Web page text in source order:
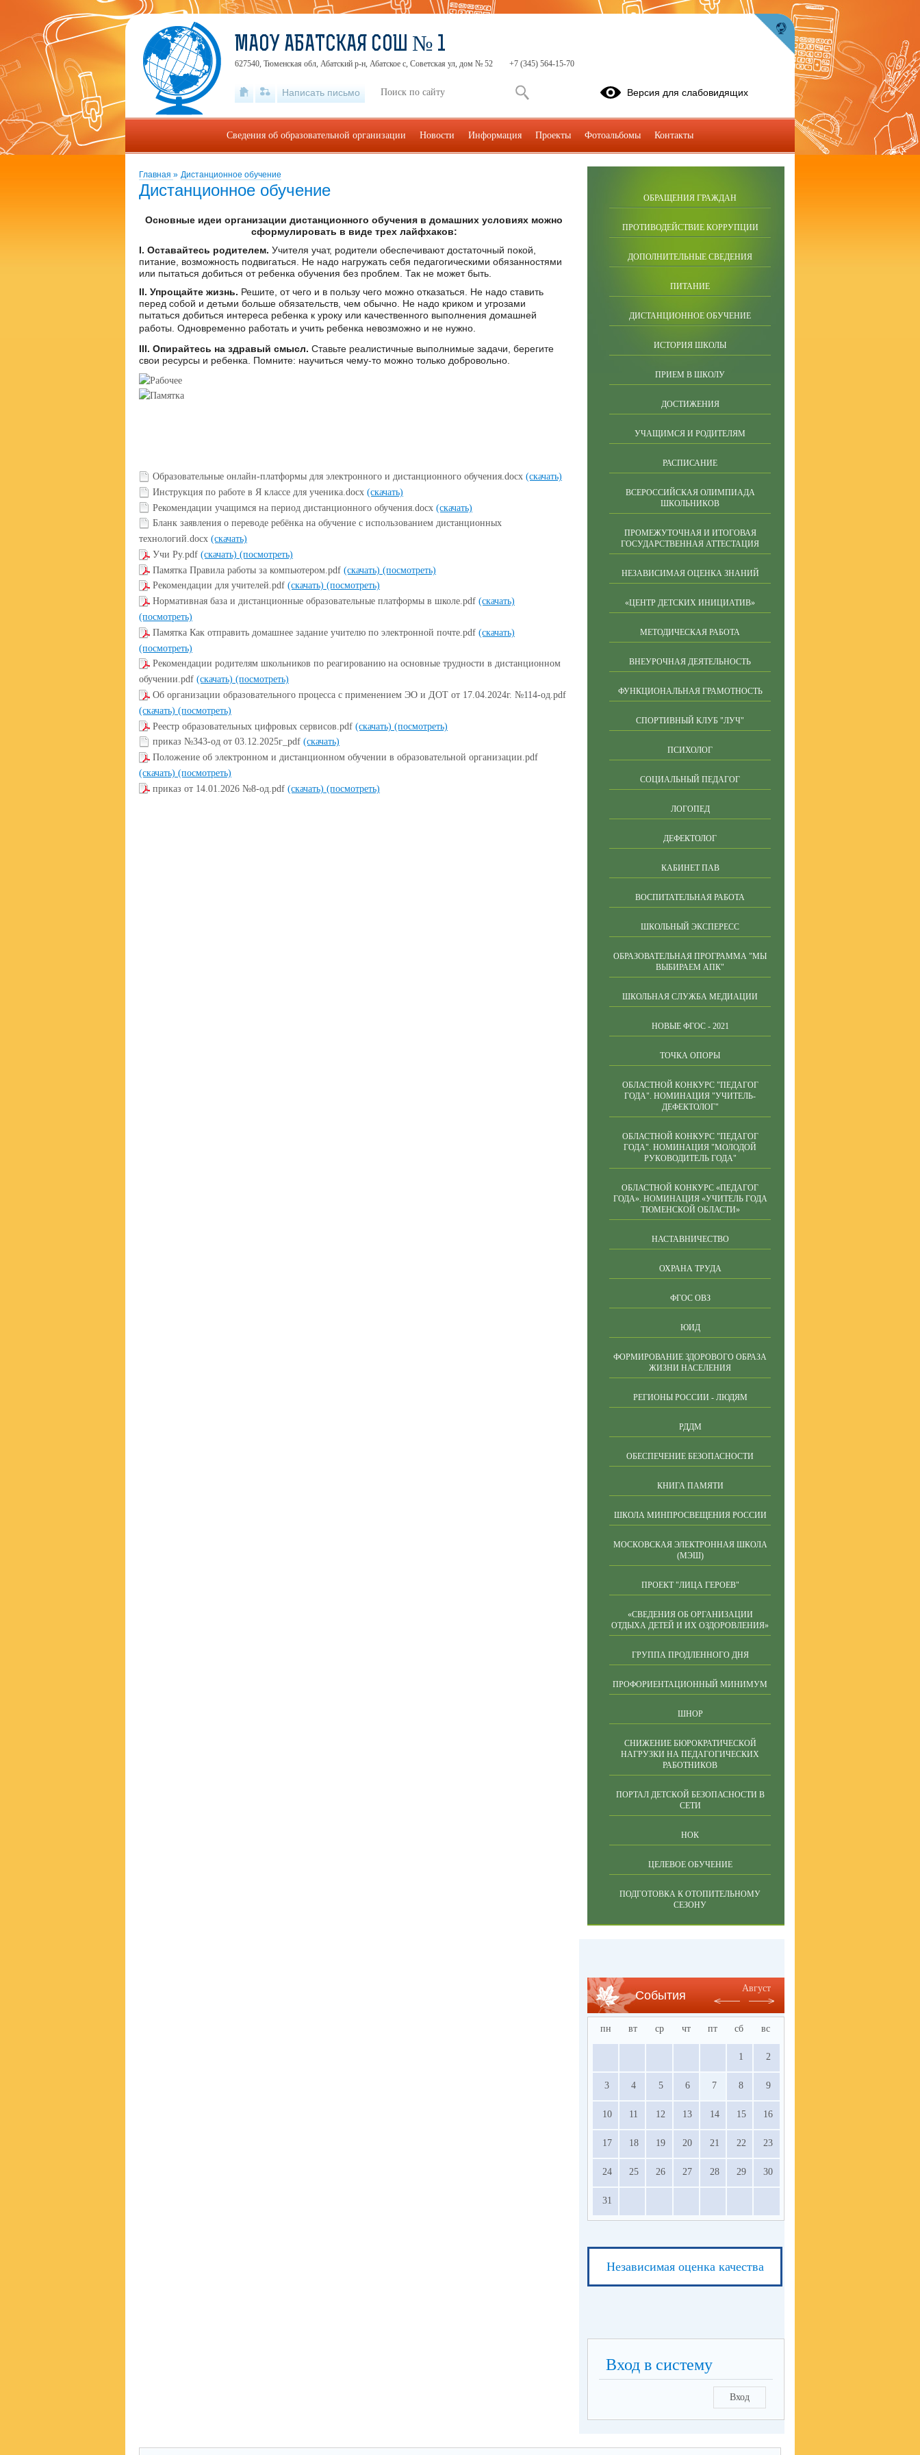
Главная » Дистанционное обучение
Дистанционное обучение
Основные идеи организации дистанционного обучения в домашних условиях можно
сформулировать в виде трех лайфхаков:
I. Оставайтесь родителем. Учителя учат, родители обеспечивают достаточный покой,
питание, возможность подвигаться. Не надо нагружать себя педагогическими обязанностями
или пытаться добиться от ребенка обучения без проблем. Так не может быть.
II. Упрощайте жизнь. Решите, от чего и в пользу чего можно отказаться. Не надо ставить
перед собой и детьми больше обязательств, чем обычно. Не надо криком и угрозами
пытаться добиться интереса ребенка к уроку или качественного выполнения домашней
работы. Одновременно работать и учить ребенка невозможно и не нужно.
III. Опирайтесь на здравый смысл. Ставьте реалистичные выполнимые задачи, берегите
свои ресурсы и ребенка. Помните: научиться чему-то можно только добровольно.
Образовательные онлайн-платформы для электронного и дистанционного обучения.docx (скачать)
Инструкция по работе в Я классе для ученика.docx (скачать)
Рекомендации учащимся на период дистанционного обучения.docx (скачать)
Бланк заявления о переводе ребёнка на обучение с использованием дистанционных
технологий.docx (скачать)
Учи Ру.pdf (скачать) (посмотреть)
Памятка Правила работы за компьютером.pdf (скачать) (посмотреть)
Рекомендации для учителей.pdf (скачать) (посмотреть)
Нормативная база и дистанционные образовательные платформы в школе.pdf (скачать)
(посмотреть)
Памятка Как отправить домашнее задание учителю по электронной почте.pdf (скачать)
(посмотреть)
Рекомендации родителям школьников по реагированию на основные трудности в дистанционном
обучении.pdf (скачать) (посмотреть)
Об организации образовательного процесса с применением ЭО и ДОТ от 17.04.2024г. №114-од.pdf
(скачать) (посмотреть)
Реестр образовательных цифровых сервисов.pdf (скачать) (посмотреть)
приказ №343-од от 03.12.2025г_pdf (скачать)
Положение об электронном и дистанционном обучении в образовательной организации.pdf
(скачать) (посмотреть)
приказ от 14.01.2026 №8-од.pdf (скачать) (посмотреть)
ОБРАЩЕНИЯ ГРАЖДАН
ПРОТИВОДЕЙСТВИЕ КОРРУПЦИИ
ДОПОЛНИТЕЛЬНЫЕ СВЕДЕНИЯ
ПИТАНИЕ
ДИСТАНЦИОННОЕ ОБУЧЕНИЕ
ИСТОРИЯ ШКОЛЫ
ПРИЕМ В ШКОЛУ
ДОСТИЖЕНИЯ
УЧАЩИМСЯ И РОДИТЕЛЯМ
РАСПИСАНИЕ
ВСЕРОССИЙСКАЯ ОЛИМПИАДА
ШКОЛЬНИКОВ
ПРОМЕЖУТОЧНАЯ И ИТОГОВАЯ
ГОСУДАРСТВЕННАЯ АТТЕСТАЦИЯ
НЕЗАВИСИМАЯ ОЦЕНКА ЗНАНИЙ
«ЦЕНТР ДЕТСКИХ ИНИЦИАТИВ»
МЕТОДИЧЕСКАЯ РАБОТА
ВНЕУРОЧНАЯ ДЕЯТЕЛЬНОСТЬ
ФУНКЦИОНАЛЬНАЯ ГРАМОТНОСТЬ
СПОРТИВНЫЙ КЛУБ "ЛУЧ"
ПСИХОЛОГ
СОЦИАЛЬНЫЙ ПЕДАГОГ
ЛОГОПЕД
ДЕФЕКТОЛОГ
КАБИНЕТ ПАВ
ВОСПИТАТЕЛЬНАЯ РАБОТА
ШКОЛЬНЫЙ ЭКСПЕРЕСС
ОБРАЗОВАТЕЛЬНАЯ ПРОГРАММА "МЫ
ВЫБИРАЕМ АПК"
ШКОЛЬНАЯ СЛУЖБА МЕДИАЦИИ
НОВЫЕ ФГОС - 2021
ТОЧКА ОПОРЫ
ОБЛАСТНОЙ КОНКУРС "ПЕДАГОГ
ГОДА". НОМИНАЦИЯ "УЧИТЕЛЬ-
ДЕФЕКТОЛОГ"
ОБЛАСТНОЙ КОНКУРС "ПЕДАГОГ
ГОДА". НОМИНАЦИЯ "МОЛОДОЙ
РУКОВОДИТЕЛЬ ГОДА"
ОБЛАСТНОЙ КОНКУРС «ПЕДАГОГ
ГОДА». НОМИНАЦИЯ «УЧИТЕЛЬ ГОДА
ТЮМЕНСКОЙ ОБЛАСТИ»
НАСТАВНИЧЕСТВО
ОХРАНА ТРУДА
ФГОС ОВЗ
ЮИД
ФОРМИРОВАНИЕ ЗДОРОВОГО ОБРАЗА
ЖИЗНИ НАСЕЛЕНИЯ
РЕГИОНЫ РОССИИ - ЛЮДЯМ
РДДМ
ОБЕСПЕЧЕНИЕ БЕЗОПАСНОСТИ
КНИГА ПАМЯТИ
ШКОЛА МИНПРОСВЕЩЕНИЯ РОССИИ
МОСКОВСКАЯ ЭЛЕКТРОННАЯ ШКОЛА
(МЭШ)
ПРОЕКТ "ЛИЦА ГЕРОЕВ"
«СВЕДЕНИЯ ОБ ОРГАНИЗАЦИИ
ОТДЫХА ДЕТЕЙ И ИХ ОЗДОРОВЛЕНИЯ»
ГРУППА ПРОДЛЕННОГО ДНЯ
ПРОФОРИЕНТАЦИОННЫЙ МИНИМУМ
ШНОР
СНИЖЕНИЕ БЮРОКРАТИЧЕСКОЙ
НАГРУЗКИ НА ПЕДАГОГИЧЕСКИХ
РАБОТНИКОВ
ПОРТАЛ ДЕТСКОЙ БЕЗОПАСНОСТИ В
СЕТИ
НОК
ЦЕЛЕВОЕ ОБУЧЕНИЕ
ПОДГОТОВКА К ОТОПИТЕЛЬНОМУ
СЕЗОНУ
События
Август
пн вт ср чт пт сб вс
1 2
3 4 5 6 7 8 9
10 11 12 13 14 15 16
17 18 19 20 21 22 23
24 25 26 27 28 29 30
31
Независимая оценка качества
Вход в систему
Вход
МАОУ АБАТСКАЯ СОШ № 1
627540, Тюменская обл, Абатский р-н, Абатское с, Советская ул, дом № 52 +7 (345) 564-15-70
Написать письмо Версия для слабовидящих
Сведения об образовательной организации Новости Информация Проекты Фотоальбомы Контакты